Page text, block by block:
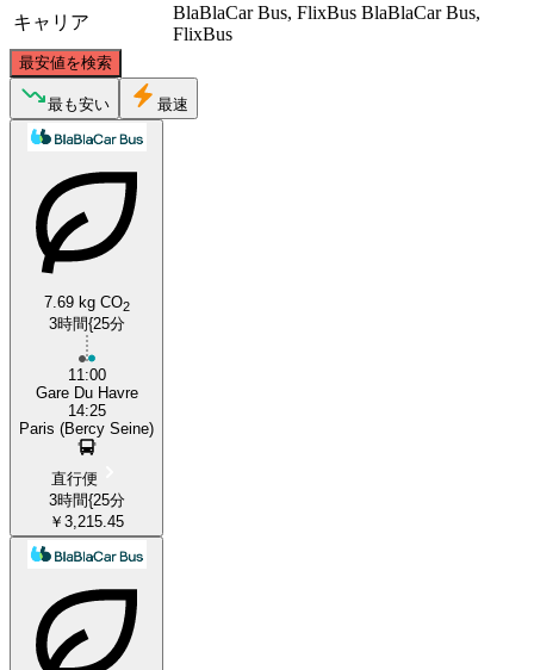
キャリア
BlaBlaCar Bus, FlixBus BlaBlaCar Bus,
FlixBus
最安値を検索
Le Havre
最も安い 最速
7.69 kg CO2
3時間{25分
11:00
Gare Du Havre
14:25
Paris (Bercy Seine)
直行便
3時間{25分
￥3,215.45